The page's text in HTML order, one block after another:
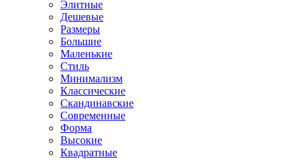
Элитные
Дешевые
Размеры
Большие
Маленькие
Стиль
Минимализм
Классические
Скандинавские
Современные
Форма
Высокие
Квадратные